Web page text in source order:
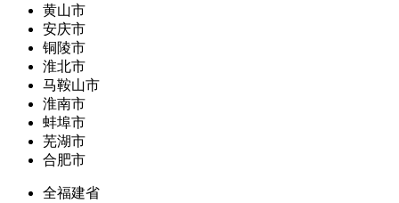
黄山市
安庆市
铜陵市
淮北市
马鞍山市
淮南市
蚌埠市
芜湖市
合肥市
全福建省